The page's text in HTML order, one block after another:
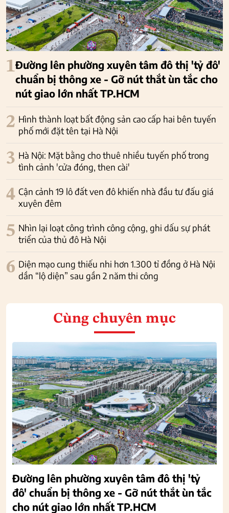
1Đường lên phường xuyên tâm đô thị 'tỷ đô'
chuẩn bị thông xe - Gỡ nút thắt ùn tắc cho
nút giao lớn nhất TP.HCM
2 Hình thành loạt bất động sản cao cấp hai bên tuyến
phố mới đặt tên tại Hà Nội
3 Hà Nội: Mặt bằng cho thuê nhiều tuyến phố trong
tình cảnh 'cửa đóng, then cài'
4 Cận cảnh 19 lô đất ven đô khiến nhà đầu tư đấu giá
xuyên đêm
5 Nhìn lại loạt công trình công cộng, ghi dấu sự phát
triển của thủ đô Hà Nội
6 Diện mạo cung thiếu nhi hơn 1.300 tỉ đồng ở Hà Nội
dần “lộ diện” sau gần 2 năm thi công
Cùng chuyên mục
Đường lên phường xuyên tâm đô thị 'tỷ
đô' chuẩn bị thông xe - Gỡ nút thắt ùn tắc
cho nút giao lớn nhất TP.HCM